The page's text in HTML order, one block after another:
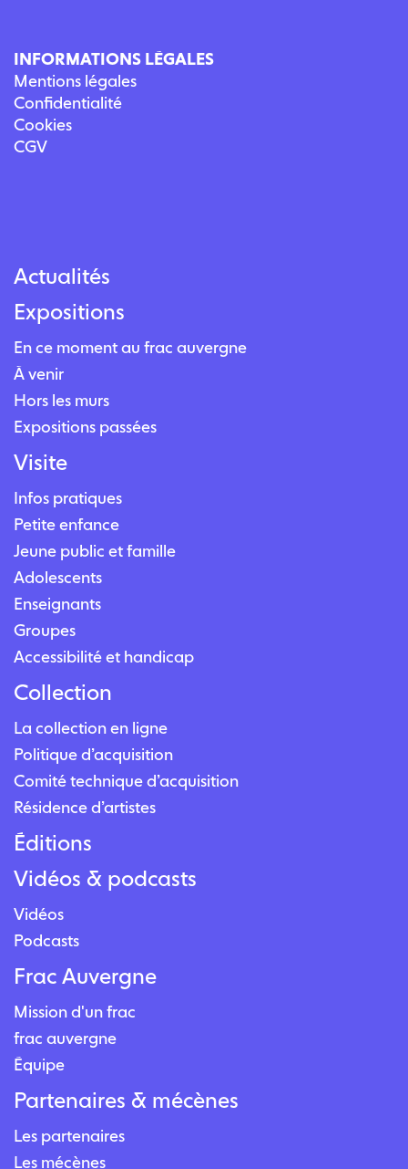
INFORMATIONS LÉGALES
Mentions légales
Confidentialité
Cookies
CGV
Actualités
Expositions
En ce moment au frac auvergne
À venir
Hors les murs
Expositions passées
Visite
Infos pratiques
Petite enfance
Jeune public et famille
Adolescents
Enseignants
Groupes
Accessibilité et handicap
Collection
La collection en ligne
Politique d’acquisition
Comité technique d’acquisition
Résidence d’artistes
Éditions
Vidéos & podcasts
Vidéos
Podcasts
Frac Auvergne
Mission d'un frac
frac auvergne
Équipe
Partenaires & mécènes
Les partenaires
Les mécènes